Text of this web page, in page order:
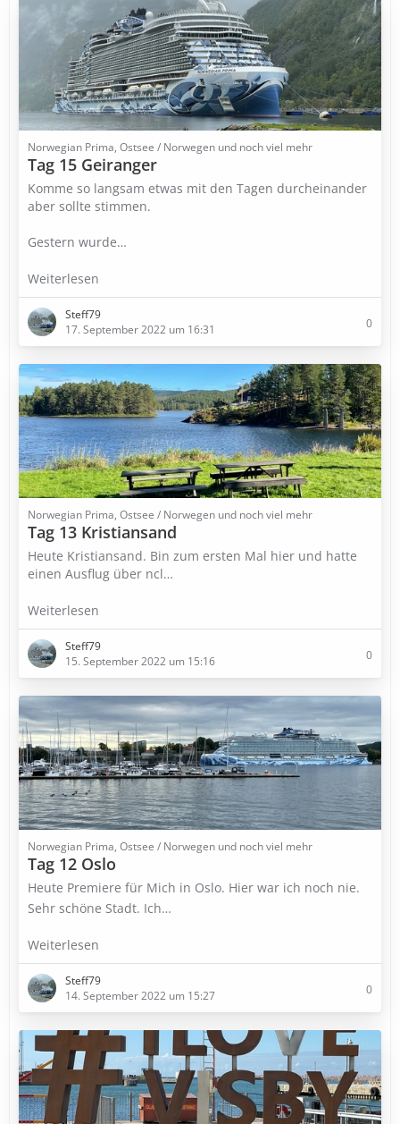
Norwegian Prima, Ostsee / Norwegen und noch viel mehr
Tag 15 Geiranger
Komme so langsam etwas mit den Tagen durcheinander
aber sollte stimmen.
Gestern wurde…
Weiterlesen
Steff79
17. September 2022 um 16:31
0
Norwegian Prima, Ostsee / Norwegen und noch viel mehr
Tag 13 Kristiansand
Heute Kristiansand. Bin zum ersten Mal hier und hatte
einen Ausflug über ncl…
Weiterlesen
Steff79
15. September 2022 um 15:16
0
Norwegian Prima, Ostsee / Norwegen und noch viel mehr
Tag 12 Oslo
Heute Premiere für Mich in Oslo. Hier war ich noch nie.
Sehr schöne Stadt. Ich…
Weiterlesen
Steff79
14. September 2022 um 15:27
0